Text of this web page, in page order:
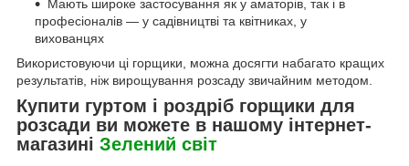
Мають широке застосування як у аматорів, так і в
професіоналів — у садівництві та квітниках, у
вихованцях
Використовуючи ці горщики, можна досягти набагато кращих
результатів, ніж вирощування розсаду звичайним методом.
Купити гуртом і роздріб горщики для
розсади ви можете в нашому інтернет-
магазині Зелений свiт